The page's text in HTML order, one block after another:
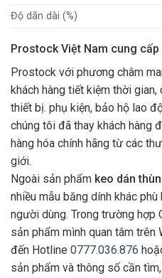
Độ dãn dài (%)
Prostock Việt Nam cung
Prostock với phương châm
khách hàng tiết kiệm thời
thiết bị. phụ kiện, bảo hộ lao
chúng tôi đã thay khách hàng
hàng hóa chính hãng từ các
giới.
Ngoài sản phẩm keo dán
nhiều mẫu băng dính khác
người dùng. Trong trường hợp
sản phẩm mình quan tâm trên
đến Hotline 0777.036.876
sản phẩm và thông số cần